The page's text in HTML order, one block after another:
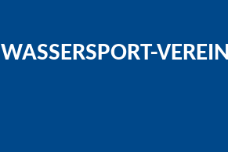
WASSERSPORT-